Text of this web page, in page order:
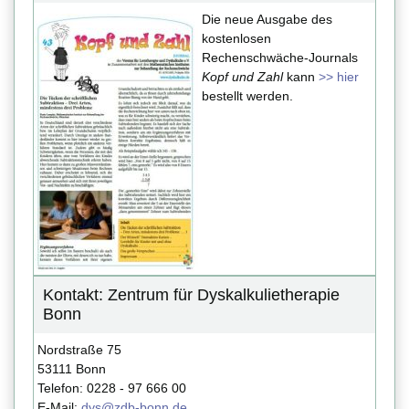
Die neue Ausgabe des
kostenlosen
Rechenschwäche-Journals
Kopf und Zahlkann >> hier
bestellt werden.
Kontakt: Zentrum für Dyskalkulietherapie
Bonn
Nordstraße 75
53111 Bonn
Telefon: 0228 - 97 666 00